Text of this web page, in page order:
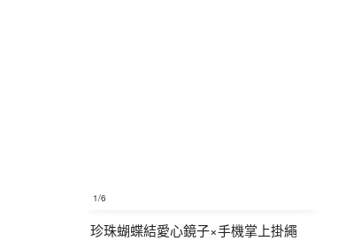
1/6
珍珠蝴蝶結愛心鏡子×手機掌上掛繩